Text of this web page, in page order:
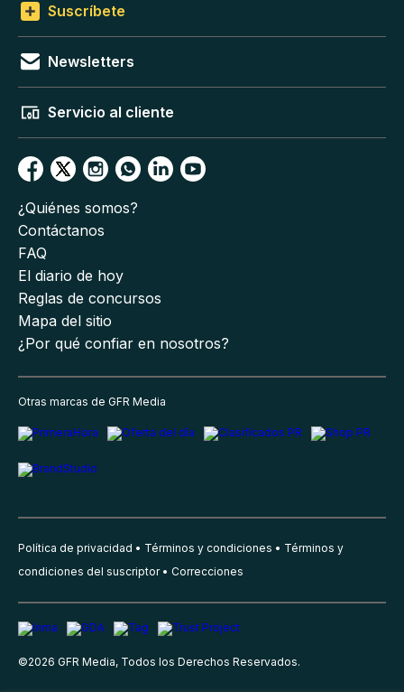
Suscríbete
Newsletters
Servicio al cliente
¿Quiénes somos?
Contáctanos
FAQ
El diario de hoy
Reglas de concursos
Mapa del sitio
¿Por qué confiar en nosotros?
Otras marcas de GFR Media
Política de privacidad Términos y condiciones
Términos y
condiciones del suscriptor
Correcciones
©2026 GFR Media, Todos los Derechos Reservados.